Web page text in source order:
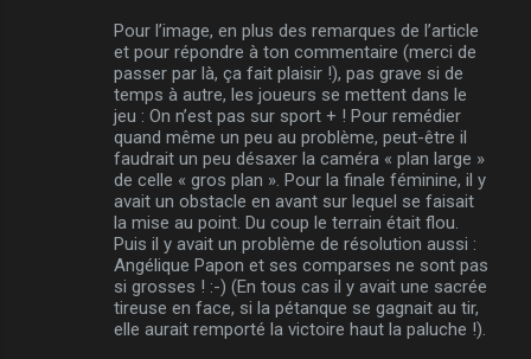
Pour l’image, en plus des remarques de l’article
et pour répondre à ton commentaire (merci de
passer par là, ça fait plaisir !), pas grave si de
temps à autre, les joueurs se mettent dans le
jeu : On n’est pas sur sport + ! Pour remédier
quand même un peu au problème, peut-être il
faudrait un peu désaxer la caméra « plan large »
de celle « gros plan ». Pour la finale féminine, il y
avait un obstacle en avant sur lequel se faisait
la mise au point. Du coup le terrain était flou.
Puis il y avait un problème de résolution aussi :
Angélique Papon et ses comparses ne sont pas
si grosses ! :-) (En tous cas il y avait une sacrée
tireuse en face, si la pétanque se gagnait au tir,
elle aurait remporté la victoire haut la paluche !).